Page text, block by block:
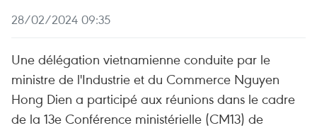
28/02/2024 09:35
Une délégation vietnamienne conduite par le
ministre de l'Industrie et du Commerce Nguyen
Hong Dien a participé aux réunions dans le cadre
de la 13e Conférence ministérielle (CM13) de